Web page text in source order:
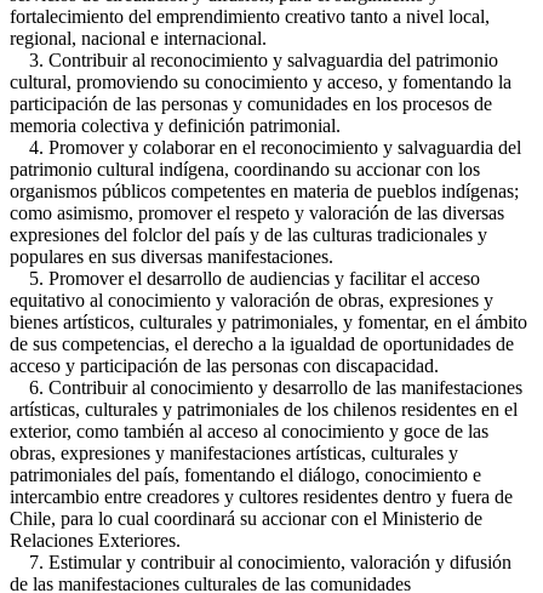
fortalecimiento del emprendimiento creativo tanto a nivel local,
regional, nacional e internacional.
3. Contribuir al reconocimiento y salvaguardia del patrimonio
cultural, promoviendo su conocimiento y acceso, y fomentando la
participación de las personas y comunidades en los procesos de
memoria colectiva y definición patrimonial.
4. Promover y colaborar en el reconocimiento y salvaguardia del
patrimonio cultural indígena, coordinando su accionar con los
organismos públicos competentes en materia de pueblos indígenas;
como asimismo, promover el respeto y valoración de las diversas
expresiones del folclor del país y de las culturas tradicionales y
populares en sus diversas manifestaciones.
5. Promover el desarrollo de audiencias y facilitar el acceso
equitativo al conocimiento y valoración de obras, expresiones y
bienes artísticos, culturales y patrimoniales, y fomentar, en el ámbito
de sus competencias, el derecho a la igualdad de oportunidades de
acceso y participación de las personas con discapacidad.
6. Contribuir al conocimiento y desarrollo de las manifestaciones
artísticas, culturales y patrimoniales de los chilenos residentes en el
exterior, como también al acceso al conocimiento y goce de las
obras, expresiones y manifestaciones artísticas, culturales y
patrimoniales del país, fomentando el diálogo, conocimiento e
intercambio entre creadores y cultores residentes dentro y fuera de
Chile, para lo cual coordinará su accionar con el Ministerio de
Relaciones Exteriores.
7. Estimular y contribuir al conocimiento, valoración y difusión
de las manifestaciones culturales de las comunidades